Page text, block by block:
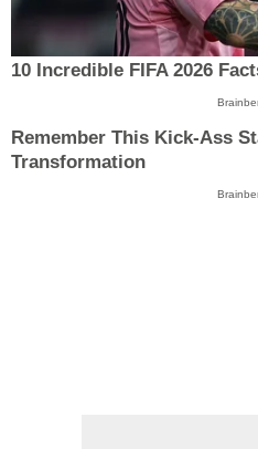
10 Incredible FIFA 2026
Remember This Kick-Ass
Transformation